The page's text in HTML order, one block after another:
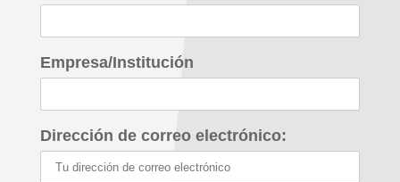
Empresa/Institución
Dirección de correo electrónico: